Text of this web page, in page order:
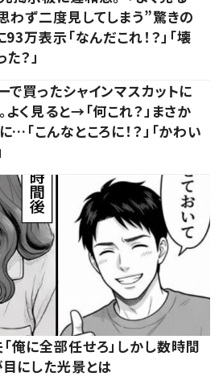
ず二度見してしまう”驚きの
万表示「なんだこれ！？」「壊
？」
で買ったシャインマスカットに
よく見ると→「何これ？」まさか
…「こんなところに！？」「かわい
俺に全部任せろ」しかし数時間
にした光景とは